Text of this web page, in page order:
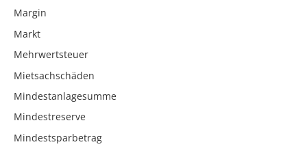
Margin
Markt
Mehrwertsteuer
Mietsachschäden
Mindestanlagesumme
Mindestreserve
Mindestsparbetrag